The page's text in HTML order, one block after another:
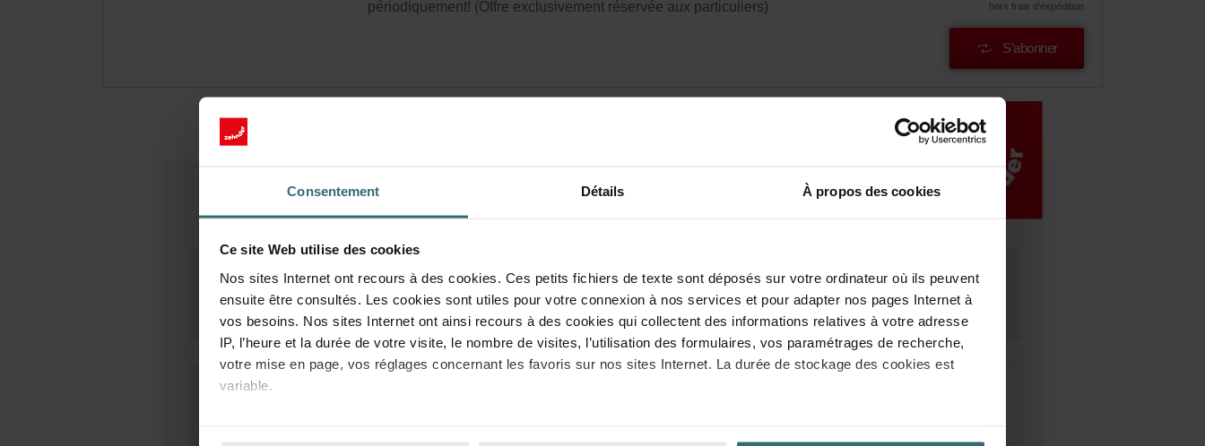
Consentement Détails À propos des cookies
Ce site Web utilise des cookies
Nos sites Internet ont recours à des cookies. Ces petits fichiers de texte sont déposés sur votre ordinateur où ils peuvent
ensuite être consultés. Les cookies sont utiles pour votre connexion à nos services et pour adapter nos pages Internet à
vos besoins. Nos sites Internet ont ainsi recours à des cookies qui collectent des informations relatives à votre adresse
IP, l’heure et la durée de votre visite, le nombre de visites, l’utilisation des formulaires, vos paramétrages de recherche,
votre mise en page, vos réglages concernant les favoris sur nos sites Internet. La durée de stockage des cookies est
variable.
périodiquement! (Offre exclusivement réservée aux particuliers)
hors frais d’expédition
S’abonner